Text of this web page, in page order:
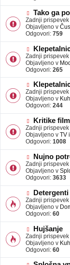
b
a
v
e
N
o
v
e
o
b
a
v
e
Tako ga
Zadnji
Objavljeno v
Odgovori: 759
N
o
v
e
o
b
a
v
e
Zadnji
Objavljeno v
Odgovori: 265
N
o
v
e
b
a
v
e
Zadnji
Objavljeno v
Odgovori: 244
N
o
v
e
b
a
v
e
Kritike
Zadnji
Objavljeno v TV
Odgovori: 1008
N
o
v
e
b
a
v
e
Nujno
Zadnji
Objavljeno v
Odgovori: 3633
N
o
v
e
o
b
a
v
e
Zadnji
Objavljeno v
Odgovori: 60
N
o
v
e
o
b
Hujšanje
Zadnji
Objavljeno v
Odgovori: 60